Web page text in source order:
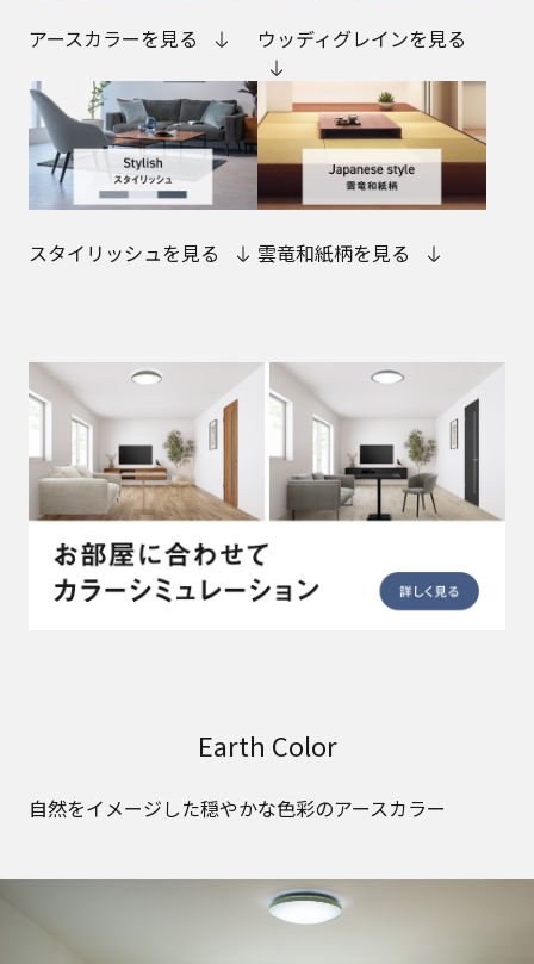
アースカラーを見る ウッディグレインを見る
スタイリッシュを見る 雲竜和紙柄を見る
Earth Color
自然をイメージした穏やかな色彩のアースカラー